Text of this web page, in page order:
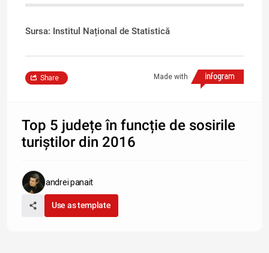
Sursa: Institul Național de Statistică
Made with
Share
Top 5 județe în funcție de sosirile
turiștilor din 2016
andrei panait
Use as template